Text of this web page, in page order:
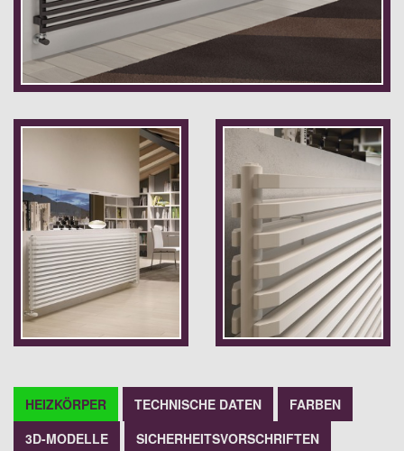
HEIZKÖRPER TECHNISCHE DATEN
FARBEN
3D-MODELLE
SICHERHEITSVORSCHRIFTEN